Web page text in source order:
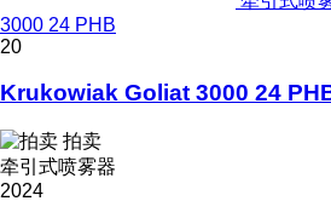
3000 24 PHB
20
Krukowiak Goliat 3000 24
拍卖
牵引式喷雾器
2024